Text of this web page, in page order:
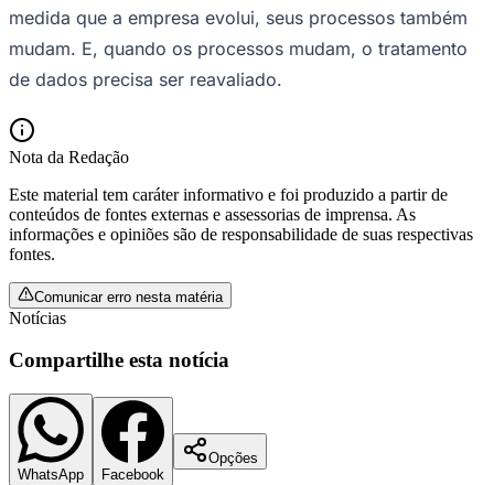
Internacional
medida que a empresa evolui, seus processos também
mudam. E, quando os processos mudam, o tratamento
de dados precisa ser reavaliado.
Nota da Redação
Este material tem caráter informativo e foi produzido a partir de
conteúdos de fontes externas e assessorias de imprensa. As
informações e opiniões são de responsabilidade de suas respectivas
fontes.
Comunicar erro nesta matéria
Notícias
Compartilhe esta notícia
WhatsApp Facebook
Opções